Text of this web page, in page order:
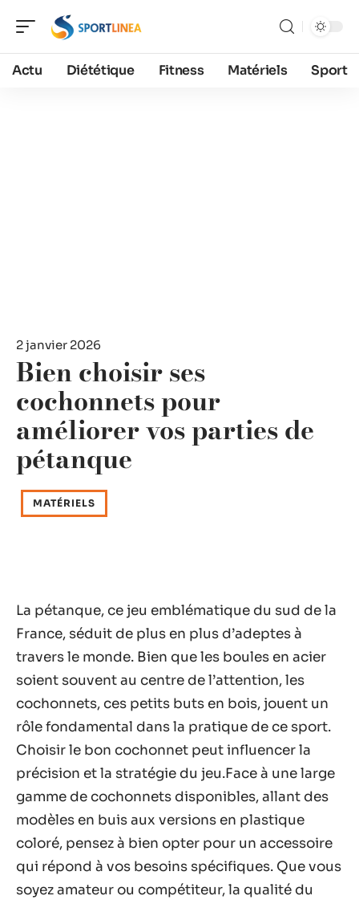
Actu Diététique Fitness Matériels Sport
2 janvier 2026
Bien choisir ses
cochonnets pour
améliorer vos parties de
pétanque
MATÉRIELS
La pétanque, ce jeu emblématique du sud de la
France, séduit de plus en plus d’adeptes à
travers le monde. Bien que les boules en acier
soient souvent au centre de l’attention, les
cochonnets, ces petits buts en bois, jouent un
rôle fondamental dans la pratique de ce sport.
Choisir le bon cochonnet peut influencer la
précision et la stratégie du jeu.Face à une large
gamme de cochonnets disponibles, allant des
modèles en buis aux versions en plastique
coloré, pensez à bien opter pour un accessoire
qui répond à vos besoins spécifiques. Que vous
soyez amateur ou compétiteur, la qualité du